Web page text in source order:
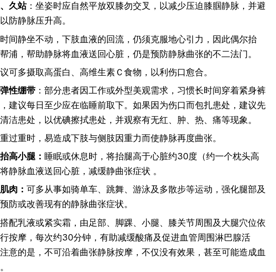
久站：坐姿时应自然平放双膝勿交叉，以减少压迫膝腘静脉，并避
防静脉压升高。
间静坐不动，下肢血液的回流，仍须克服地心引力，因此偶尔抬
浦，帮助静脉将血液送回心脏，仍是预防静脉曲张的不二法门。
议可多摄取高蛋白、高维生素Ｃ食物，以利伤口愈合。
性绷带 ：部分患者因工作或外型美观需求，习惯长时间穿着紧身裤
建议每日至少应在临睡前取下。如果因为伤口而包扎患处，建议先
洁患处，以优碘擦拭患处，并观察有无红、肿、热、痛等现象。
重过重时，易造成下肢与侧肢因重力而使静脉再度曲张。
高小腿： 睡眠或休息时，将抬腿高于心脏约30度（约一个枕头高
静脉血液送回心脏，减缓静曲张症状 。
肉： 可多从事如骑单车、跳舞、游泳及多散步等运动，强化腿部及
防或改善现有的静脉曲张症状。
配乳液或紧实霜，由足部、脚踝、小腿、膝关节周围及大腿穴位依
按摩，每次约30分钟，有助减缓酸痛及促进血管周围淋巴腺活
意的是，不可沿着曲张静脉按摩，不仅没有效果，甚至可能造成血